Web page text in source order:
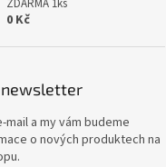
ZDARMA 1ks
0 Kč
mail a my vám budeme
o nových produktech na